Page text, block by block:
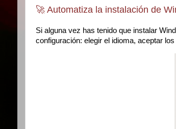
🚀 Automatiza la instalación de
Si alguna vez has tenido que instalar
configuración: elegir el idioma, aceptar